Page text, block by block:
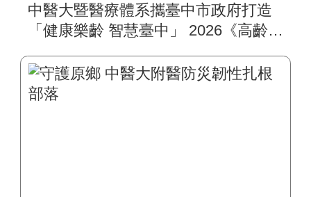
中醫大暨醫療體系攜臺中市政府打造
「健康樂齡 智慧臺中」 2026《高齡健
一站式疾病全人照護